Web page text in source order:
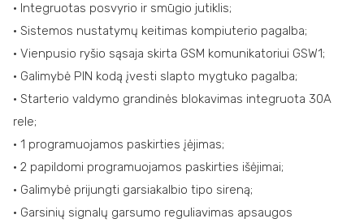
• Integruotas posvyrio ir smūgio jutiklis;
• Sistemos nustatymų keitimas kompiuterio pagalba;
• Vienpusio ryšio sąsaja skirta GSM komunikatoriui GSW1;
• Galimybė PIN kodą įvesti slapto mygtuko pagalba;
• Starterio valdymo grandinės blokavimas integruota 30A
rele;
• 1 programuojamos paskirties įėjimas;
• 2 papildomi programuojamos paskirties išėjimai;
• Galimybė prijungti garsiakalbio tipo sireną;
• Garsinių signalų garsumo reguliavimas apsaugos